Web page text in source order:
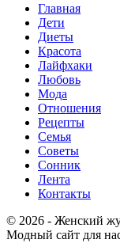
Главная
Дети
Диеты
Красота
Лайфхаки
Любовь
Мода
Отношения
Рецепты
Семья
Советы
Сонник
Лента
Контакты
© 2026 - Женский
Модный сайт для